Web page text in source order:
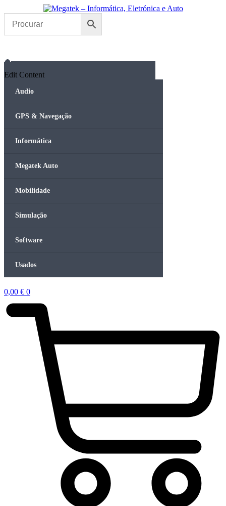
content
Edit Content
Audio
GPS & Navegação
Informática
Megatek Auto
Mobilidade
Simulação
Software
Usados
0,00 € 0